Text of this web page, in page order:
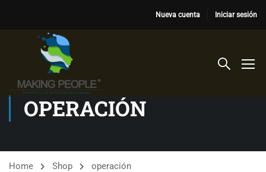
Nueva cuenta Iniciar sesión
OPERACIÓN
Home Shop operación